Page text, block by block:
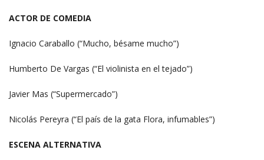
ACTOR DE COMEDIA
Ignacio Caraballo (“Mucho, bésame mucho”)
Humberto De Vargas (“El violinista en el tejado”)
Javier Mas (“Supermercado”)
Nicolás Pereyra (“El país de la gata Flora, infumables”)
ESCENA ALTERNATIVA